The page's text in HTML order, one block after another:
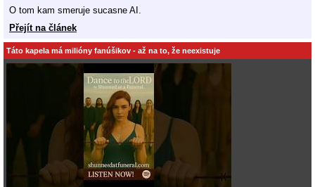
O tom kam smeruje sucasne AI.
Přejít na článek
Táto kapela má milióny fanúšikov - až na to, že neexistuje